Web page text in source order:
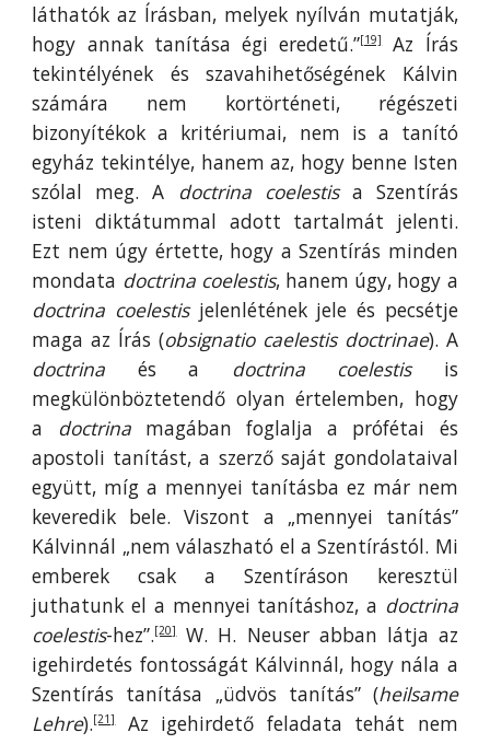
láthatók az Írásban, melyek nyílván mutatják,
hogy annak tanítása égi eredetű.”[19]Az Írás
tekintélyének és szavahihetőségének Kálvin
számára nem kortörténeti, régészeti
bizonyítékok a kritériumai, nem is a tanító
egyház tekintélye, hanem az, hogy benne Isten
szólal meg. A doctrina coelestisa Szentírás
isteni diktátummal adott tartalmát jelenti.
Ezt nem úgy értette, hogy a Szentírás minden
mondata doctrina coelestis, hanem úgy, hogy a
doctrina coelestisjelenlétének jele és pecsétje
maga az Írás (obsignatio caelestis doctrinae). A
doctrina és a doctrina coelestisis
megkülönböztetendő olyan értelemben, hogy
a doctrinamagában foglalja a prófétai és
apostoli tanítást, a szerző saját gondolataival
együtt, míg a mennyei tanításba ez már nem
keveredik bele. Viszont a „mennyei tanítás”
Kálvinnál „nem válaszható el a Szentírástól. Mi
emberek csak a Szentíráson keresztül
juthatunk el a mennyei tanításhoz, a doctrina
coelestis-hez”.[20]W. H. Neuser abban látja az
igehirdetés fontosságát Kálvinnál, hogy nála a
Szentírás tanítása „üdvös tanítás” (heilsame
Lehre).[21]Az igehirdető feladata tehát nem